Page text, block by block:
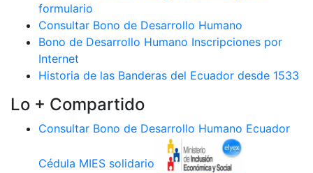
formulario
Consultar Bono de Desarrollo Humano
Bono de Desarrollo Humano Inscripciones por
Internet
Historia de las Banderas del Ecuador desde 1533
Lo + Compartido
Consultar Bono de Desarrollo Humano Ecuador
Cédula MIES solidario